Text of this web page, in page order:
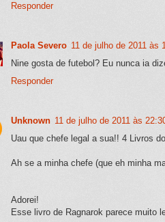
Responder
Paola Severo 11 de julho de 2011 às
Nine gosta de futebol? Eu nunca ia
Responder
Unknown 11 de julho de 2011 às
Uau que chefe legal a sua!! 4 Livros
Ah se a minha chefe (que eh minha
Adorei!
Esse livro de Ragnarok parece muito